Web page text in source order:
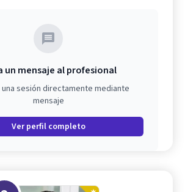
un mensaje al profesional
una sesión directamente mediante
mensaje
Ver perfil completo